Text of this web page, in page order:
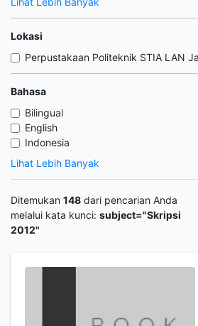
Lokasi
Perpustakaan Politeknik STIA LAN
Bahasa
Bilingual
English
Indonesia
Lihat Lebih Banyak
Ditemukan 148 dari pencarian Anda
melalui kata kunci: subject="Skripsi
2012"